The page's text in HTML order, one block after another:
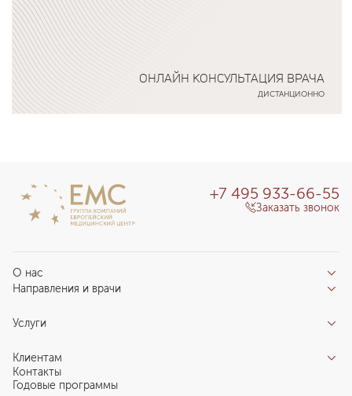
ОНЛАЙН КОНСУЛЬТАЦИЯ ВРАЧА
ДИСТАНЦИОННО
О нас
Отзывы пациентов
О клинике
Новости
Специалистам
Направления и врачи
Направления
Центры компетенций
Услуги
Индивидуальный план здоровья
Комплексные программы
Клиентам
Запись на прием
Контакты
Годовые программы
+7 495 933-66-55
Заказать звонок